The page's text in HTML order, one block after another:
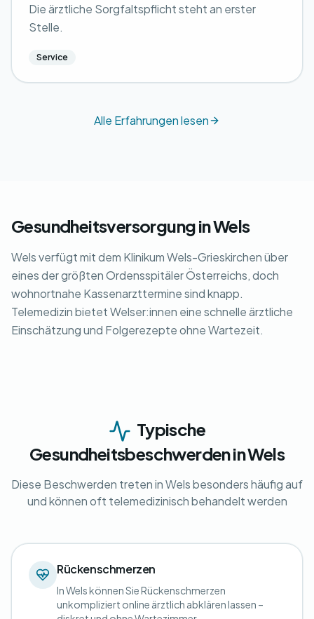
Die ärztliche Sorgfaltspflicht steht an erster
Stelle.
Service
Alle Erfahrungen lesen
Gesundheitsversorgung in Wels
Wels verfügt mit dem Klinikum Wels-Grieskirchen über
eines der größten Ordensspitäler Österreichs, doch
wohnortnahe Kassenarzttermine sind knapp.
Telemedizin bietet Welser:innen eine schnelle ärztliche
Einschätzung und Folgerezepte ohne Wartezeit.
Typische
Gesundheitsbeschwerden in Wels
Diese Beschwerden treten in Wels besonders häufig auf
und können oft telemedizinisch behandelt werden
Rückenschmerzen
In Wels können Sie Rückenschmerzen
unkompliziert online ärztlich abklären lassen –